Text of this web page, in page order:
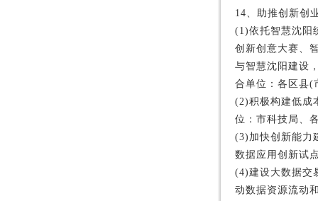
14、助推创新创
(1)依托智慧沈阳
创新创意大赛、
与智慧沈阳建设
合单位：各区县(
(2)积极构建低成
位：市科技局、
(3)加快创新能力
数据应用创新试
(4)建设大数据交
动数据资源流动